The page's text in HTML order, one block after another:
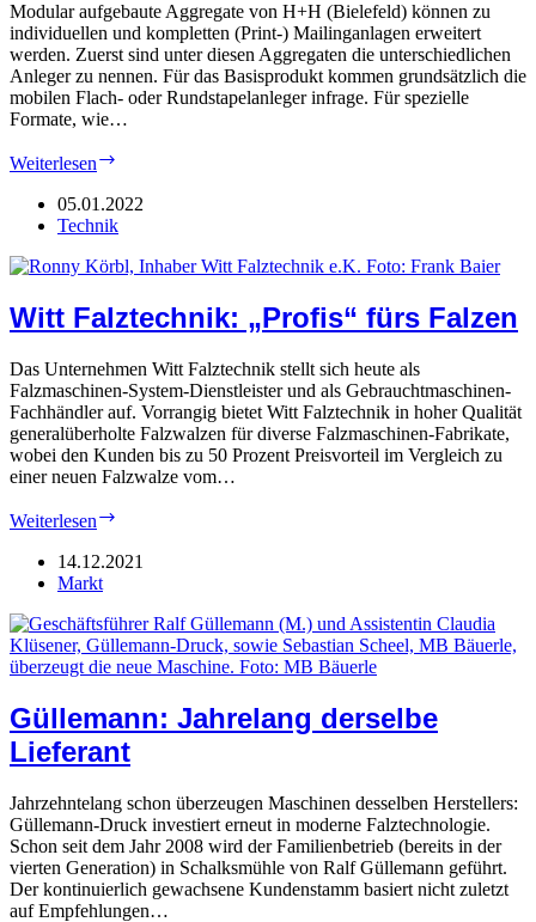
Modular aufgebaute Aggregate von H+H (Bielefeld) können zu
individuellen und kompletten (Print-) Mailinganlagen erweitert
werden. Zuerst sind unter diesen Aggregaten die unterschiedlichen
Anleger zu nennen. Für das Basisprodukt kommen grundsätzlich die
mobilen Flach- oder Rundstapelanleger infrage. Für spezielle
Formate, wie…
Weiterlesen
des
(Mail-)
05.01.2022
Technik
Witt Falztechnik: „Profis“ fürs Falzen
Das Unternehmen Witt Falztechnik stellt sich heute als
Falzmaschinen-System-Dienstleister und als Gebrauchtmaschinen-
Fachhändler auf. Vorrangig bietet Witt Falztechnik in hoher Qualität
generalüberholte Falzwalzen für diverse Falzmaschinen-Fabrikate,
wobei den Kunden bis zu 50 Prozent Preisvorteil im Vergleich zu
einer neuen Falzwalze vom…
Weiterlesen
„Profis“
14.12.2021
Markt
Güllemann: Jahrelang derselbe
Lieferant
Jahrzehntelang schon überzeugen Maschinen desselben Herstellers:
Güllemann-Druck investiert erneut in moderne Falztechnologie.
Schon seit dem Jahr 2008 wird der Familienbetrieb (bereits in der
vierten Generation) in Schalksmühle von Ralf Güllemann geführt.
Der kontinuierlich gewachsene Kundenstamm basiert nicht zuletzt
auf Empfehlungen…